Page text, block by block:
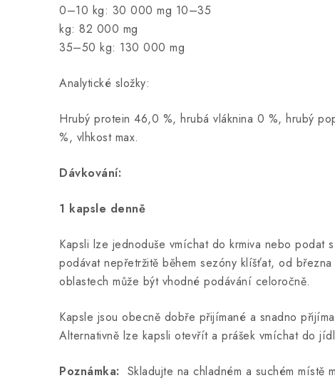
0–10 kg: 30 000 mg 10–35
kg: 82 000 mg
35–50 kg: 130 000 mg
Analytické složky:
Hrubý protein 46,0 %, hrubá vláknina 0 %, hrubý
%, vlhkost max.
Dávkování:
1 kapsle denně
Kapsli lze jednoduše vmíchat do krmiva nebo podat
podávat nepřetržitě během sezóny klíšťat, od
oblastech může být vhodné podávání celoročně.
Kapsle jsou obecně dobře přijímané a snadno
Alternativně lze kapsli otevřít a prášek vmíchat do
Poznámka: Skladujte na chladném a suchém místě